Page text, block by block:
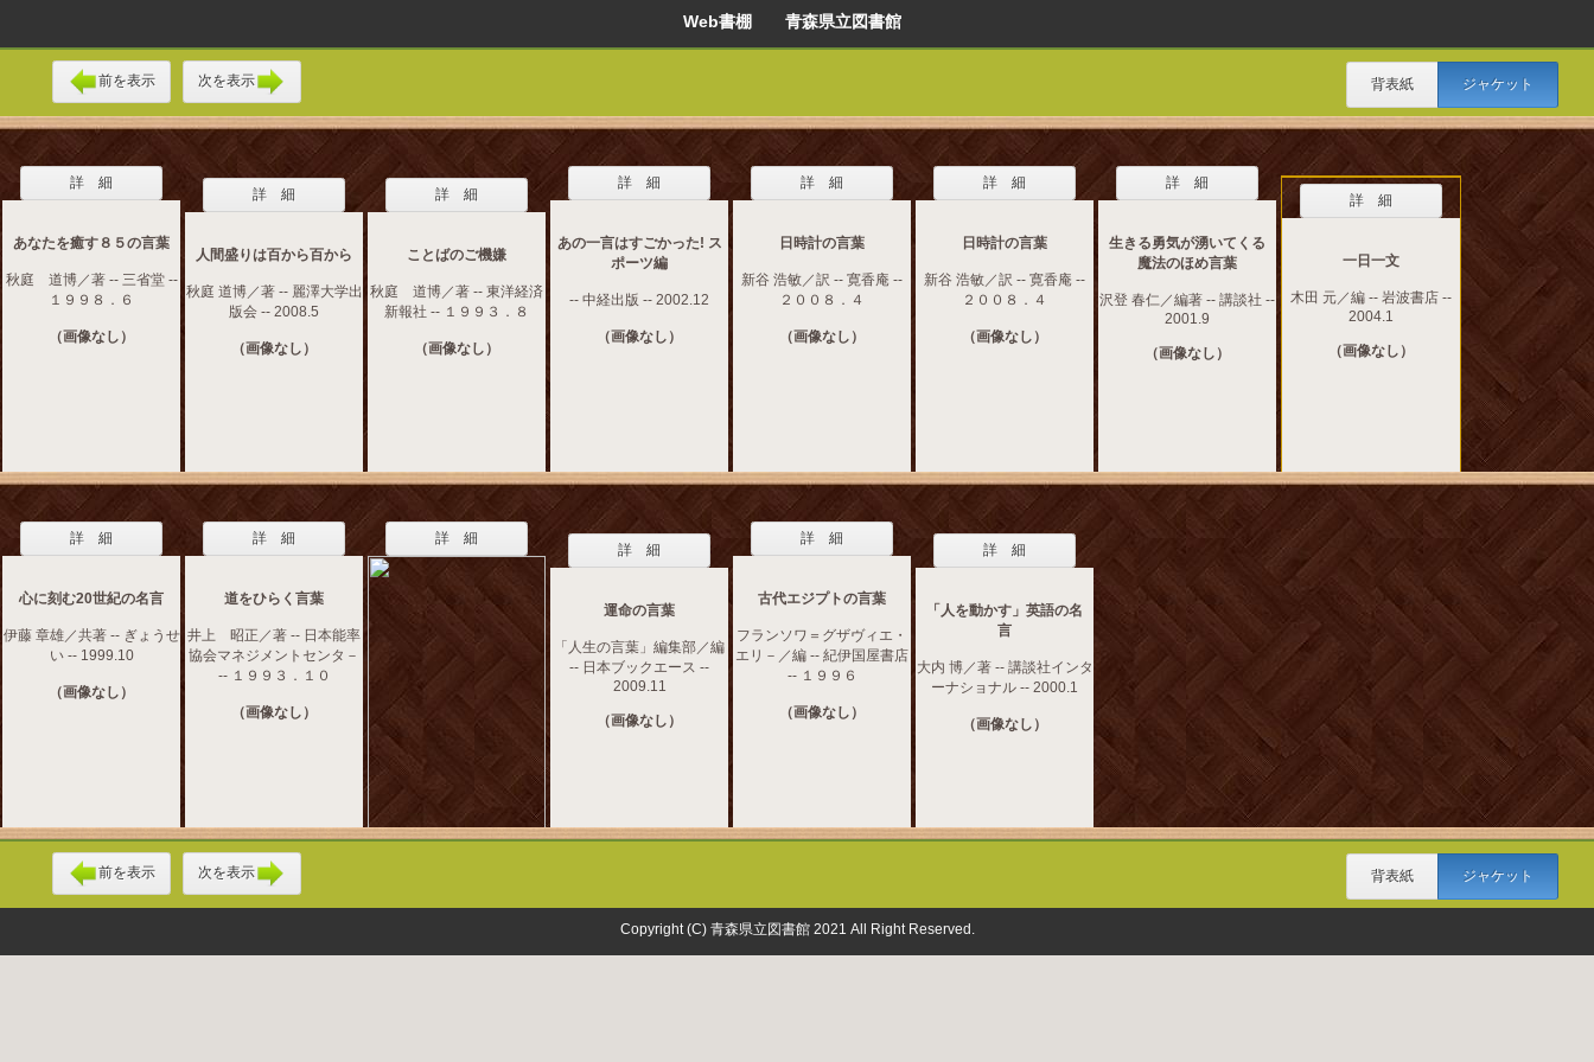
Web書棚 青森県立図書館
前を表示 次を表示 背表紙 ジャケット
詳 細
あなたを癒す８５の言葉
秋庭 道博／著 -- 三省堂 --
１９９８．６
（画像なし）
詳 細
人間盛りは百から百から
秋庭 道博／著 -- 麗澤大学出
版会 -- 2008.5
（画像なし）
詳 細
ことばのご機嫌
秋庭 道博／著 -- 東洋経済
新報社 -- １９９３．８
（画像なし）
詳 細
あの一言はすごかった! ス
ポーツ編
-- 中経出版 -- 2002.12
（画像なし）
詳 細
日時計の言葉
新谷 浩敏／訳 -- 寛香庵 --
２００８．４
（画像なし）
詳 細
日時計の言葉
新谷 浩敏／訳 -- 寛香庵 --
２００８．４
（画像なし）
詳 細
生きる勇気が湧いてくる
魔法のほめ言葉
沢登 春仁／編著 -- 講談社 --
2001.9
（画像なし）
詳 細
一日一文
木田 元／編 -- 岩波書店 --
2004.1
（画像なし）
詳 細
心に刻む20世紀の名言
伊藤 章雄／共著 -- ぎょうせ
い -- 1999.10
（画像なし）
詳 細
道をひらく言葉
井上 昭正／著 -- 日本能率
協会マネジメントセンタ－
-- １９９３．１０
（画像なし）
詳 細
詳 細
運命の言葉
「人生の言葉」編集部／編
-- 日本ブックエース --
2009.11
（画像なし）
詳 細
古代エジプトの言葉
フランソワ＝グザヴィエ・
エリ－／編 -- 紀伊国屋書店
-- １９９６
（画像なし）
詳 細
「人を動かす」英語の名
言
大内 博／著 -- 講談社インタ
ーナショナル -- 2000.1
（画像なし）
前を表示 次を表示 背表紙 ジャケット
Copyright (C) 青森県立図書館 2021 All Right Reserved.